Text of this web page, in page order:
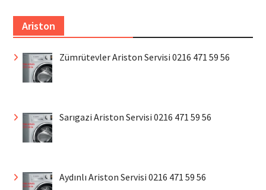
Ariston
Zümrütevler Ariston Servisi 0216 471 59 56
Sarıgazi Ariston Servisi 0216 471 59 56
Aydınlı Ariston Servisi 0216 471 59 56